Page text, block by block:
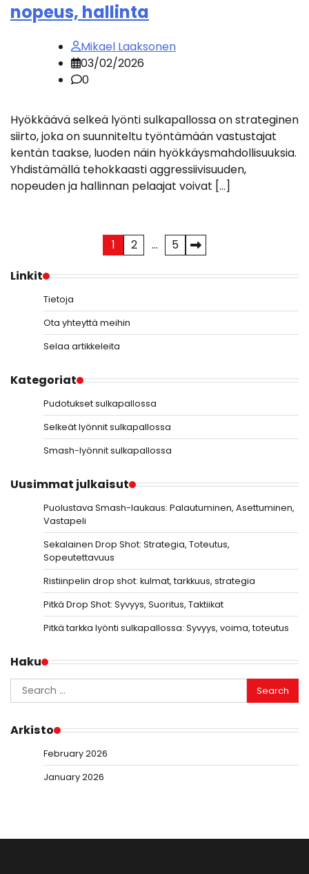
nopeus, hallinta
Mikael Laaksonen
03/02/2026
0
Hyökkäävä selkeä lyönti sulkapallossa on strateginen
siirto, joka on suunniteltu työntämään vastustajat
kentän taakse, luoden näin hyökkäysmahdollisuuksia.
Yhdistämällä tehokkaasti aggressiivisuuden,
nopeuden ja hallinnan pelaajat voivat […]
pagination
1 2 …
5
Linkit
Tietoja
Ota yhteyttä meihin
Selaa artikkeleita
Kategoriat
Pudotukset sulkapallossa
Selkeät lyönnit sulkapallossa
Smash-lyönnit sulkapallossa
Uusimmat julkaisut
Puolustava Smash-laukaus: Palautuminen, Asettuminen,
Vastapeli
Sekalainen Drop Shot: Strategia, Toteutus,
Sopeutettavuus
Ristiinpelin drop shot: kulmat, tarkkuus, strategia
Pitkä Drop Shot: Syvyys, Suoritus, Taktiikat
Pitkä tarkka lyönti sulkapallossa: Syvyys, voima, toteutus
Haku
Search
for:
Arkisto
February 2026
January 2026